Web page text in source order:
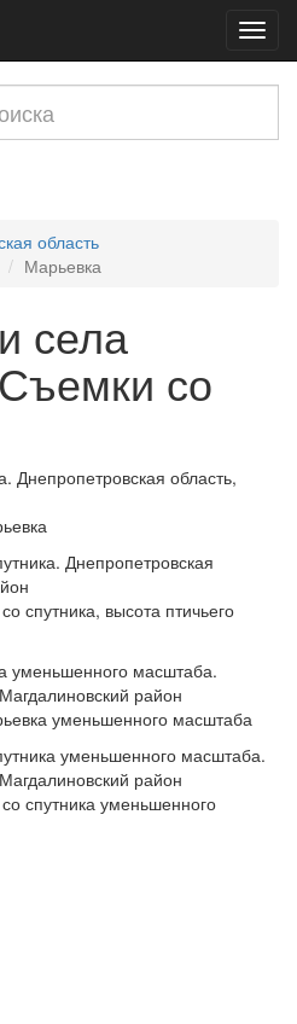
область
Марьевка
села
со
спутника, высота птичьего
уменьшенного масштаба
спутника уменьшенного